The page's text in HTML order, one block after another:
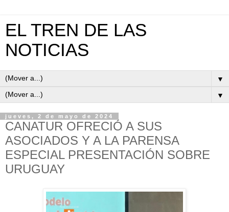
EL TREN DE LAS
NOTICIAS
▼
▼
jueves, 2 de mayo de 2024
CANATUR OFRECIÓ A SUS
ASOCIADOS Y A LA PARENSA
ESPECIAL PRESENTACIÓN SOBRE
URUGUAY